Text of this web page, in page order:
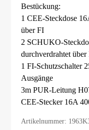
Bestückung:
1 CEE-Steckdose
über FI
2 SCHUKO-
durchverdrahtet über
1 FI-Schutzschalter
Ausgänge
3m PUR-Leitung
CEE-Stecker 16A
Artikelnummer: